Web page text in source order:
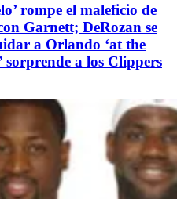
rompe el maleficio de
Garnett; DeRozan se
a Orlando ‘at the
sorprende a los Clippers